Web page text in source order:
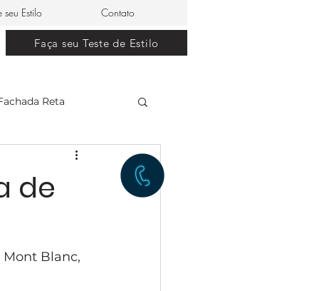
seu Estilo Contato
Faça seu Teste de Estilo
Reta
de
Blanc,